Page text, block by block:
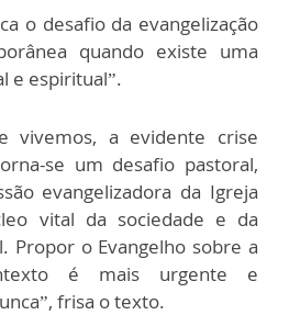
o desafio da evangelização
quando existe uma
e espiritual”.
vivemos, a evidente crise
se um desafio pastoral,
evangelizadora da Igreja
vital da sociedade e da
Propor o Evangelho sobre a
é mais urgente e
frisa o texto.